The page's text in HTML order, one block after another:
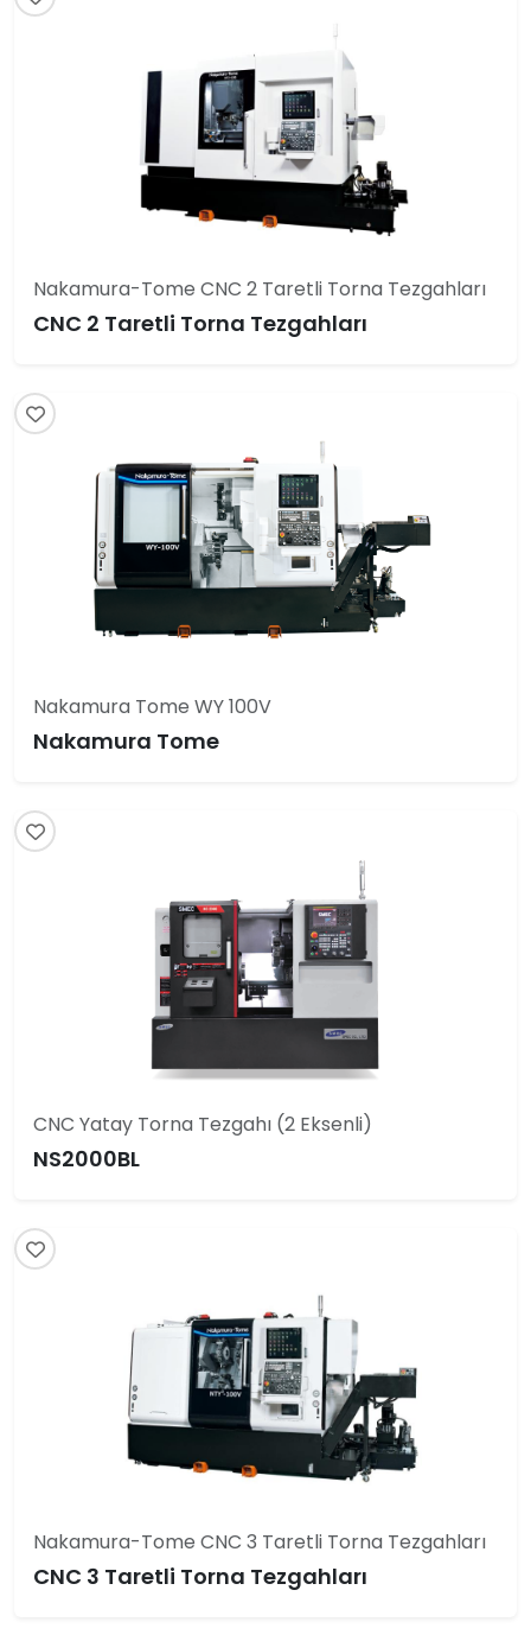
Nakamura-Tome CNC 2 Taretli Torna Tezgahları
CNC 2 Taretli Torna Tezgahları
Nakamura Tome WY 100V
Nakamura Tome
CNC Yatay Torna Tezgahı (2 Eksenli)
NS2000BL
Nakamura-Tome CNC 3 Taretli Torna Tezgahları
CNC 3 Taretli Torna Tezgahları